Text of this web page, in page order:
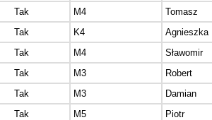
Tak
M4 Tomasz
Tak
K4 Agnieszka
Tak
M4 Sławomir
Tak
M3 Robert
Tak
M3 Damian
Tak
M5 Piotr